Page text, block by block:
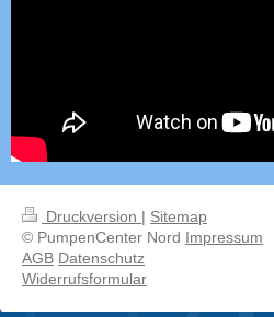
Druckversion | Sitemap
© PumpenCenter Nord Impressum
AGB Datenschutz
Widerrufsformular